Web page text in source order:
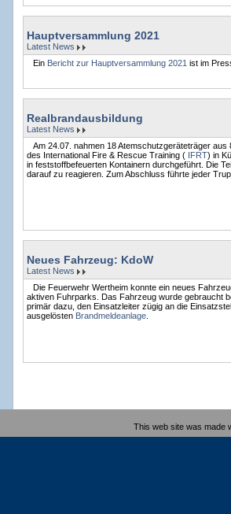
Hauptversammlung 2021
Latest News
Ein Bericht zur Hauptversammlung 2021 ist im
Realbrandausbildung
Latest News
Am 24.07. nahmen 18 Atemschutzgeräteträger
des International Fire & Rescue Training (IFRT) in
in feststoffbefeuerten Kontainern durchgeführt. Die
darauf zu reagieren. Zum Abschluss führte jeder
Neues Fahrzeug: KdoW
Latest News
Die Feuerwehr Wertheim konnte ein neues
aktiven Fuhrparks. Das Fahrzeug wurde gebraucht
primär dazu, den Einsatzleiter zügig an die
ausgelösten Brandmeldeanlage.
This web site was made